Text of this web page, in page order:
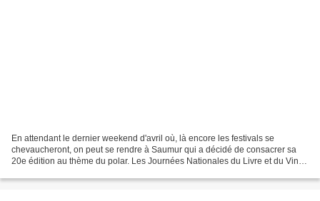
En attendant le dernier weekend d'avril où, là encore les festivals se
chevaucheront, on peut se rendre à Saumur qui a décidé de consacrer sa
20e édition au thème du polar. Les Journées Nationales du Livre et du Vin,